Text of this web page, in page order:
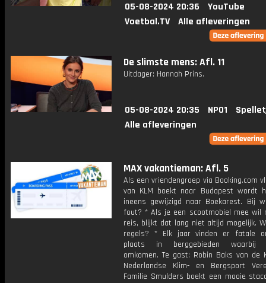
05-08-2024 20:36
YouTube
Voetbal.TV
Alle afleveringen
De slimste mens: Afl. 11
Uitdager: Hannah Prins.
05-08-2024 20:35 NPO1
Alle afleveringen
MAX vakantieman: Afl. 5
Als een vriendengroep via Booking.com
van KLM boekt naar Budapest wordt
ineens gewijzigd naar Boekarest. Bij
fout? * Als je een scootmobiel mee wil
reis, blijkt dat lang niet altijd mogelijk.
regels? * Elk jaar vinden er fatale
plaats in berggebieden waarbij
omkomen. Te gast: Robin Baks van de
Nederlandse Klim- en Bergsport
Familie Smulders boekt een mooie